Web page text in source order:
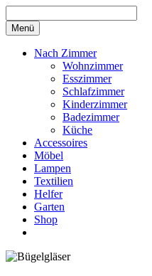
Menü
Nach Zimmer
Wohnzimmer
Esszimmer
Schlafzimmer
Kinderzimmer
Badezimmer
Küche
Accessoires
Möbel
Lampen
Textilien
Helfer
Garten
Shop